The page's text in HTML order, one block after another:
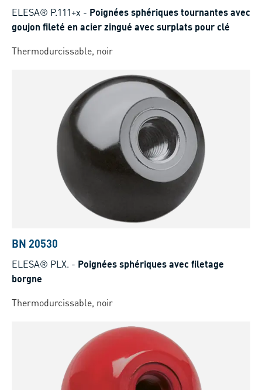
ELESA® P.111+x - Poignées sphériques tournantes avec
goujon fileté en acier zingué avec surplats pour clé
Thermodurcissable, noir
BN 20530
ELESA® PLX. - Poignées sphériques avec filetage
borgne
Thermodurcissable, noir